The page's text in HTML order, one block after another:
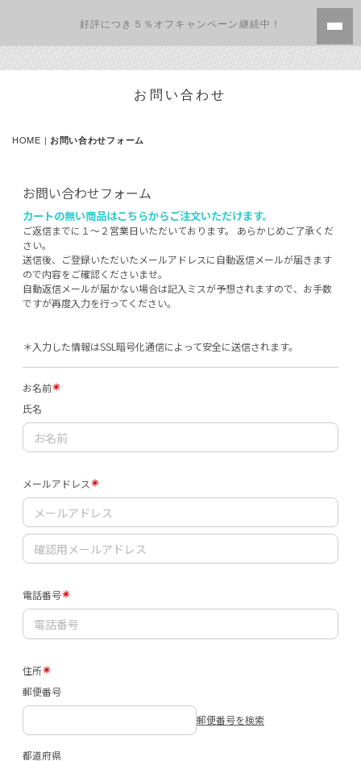
好評につき５％オフキャンペーン継続中！
お問い合わせ
HOME | お問い合わせフォーム